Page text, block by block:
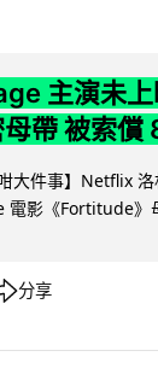
主演未
帶 被索償
大件事】Netflix
電影《Fortitude》
分享